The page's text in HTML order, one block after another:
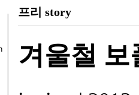
프리 story
겨울철 보